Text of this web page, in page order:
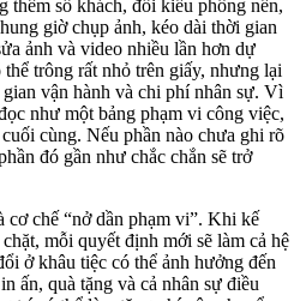
thêm số khách, đổi kiểu phông nền,
giờ chụp ảnh, kéo dài thời gian
ảnh và video nhiều lần hơn dự
trông rất nhỏ trên giấy, nhưng lại
vận hành và chi phí nhân sự. Vì
như một bảng phạm vi công việc,
cùng. Nếu phần nào chưa ghi rõ
đó gần như chắc chắn sẽ trở
cơ chế “nở dần phạm vi”. Khi kế
mỗi quyết định mới sẽ làm cả hệ
ở khâu tiệc có thể ảnh hưởng đến
ấn, quà tặng và cả nhân sự điều